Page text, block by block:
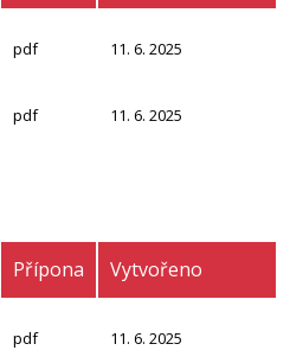
pdf 11. 6. 2025
pdf 11. 6. 2025
Přípona Vytvořeno
pdf 11. 6. 2025